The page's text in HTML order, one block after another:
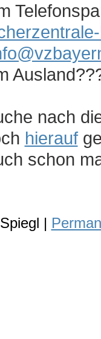
nach
hierauf
schon
|